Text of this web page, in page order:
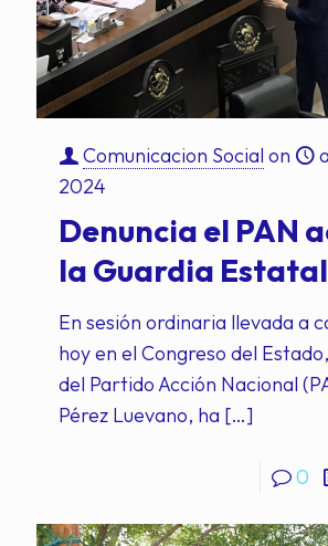
Comunicacion Social on
2024
Denuncia el PAN
la Guardia Estatal
En sesión ordinaria llevada a
hoy en el Congreso del
del Partido Acción Nacional
Pérez Luevano, ha […]
0